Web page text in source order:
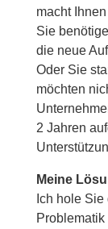
macht
Sie
die neue
Oder Sie
möchten
2 Jahren
Meine
Ich hole